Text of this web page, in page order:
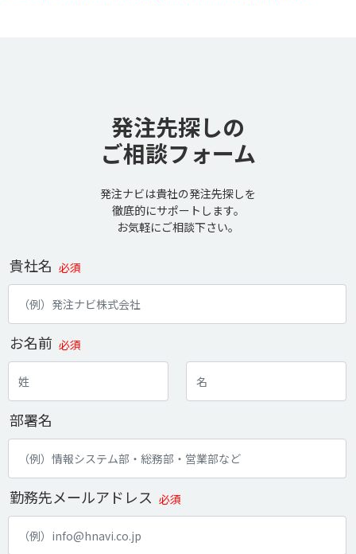
発注先探しの
ご相談フォーム
発注ナビは貴社の発注先探しを
徹底的にサポートします。
お気軽にご相談下さい。
貴社名 必須
お名前 必須
部署名
勤務先メールアドレス 必須